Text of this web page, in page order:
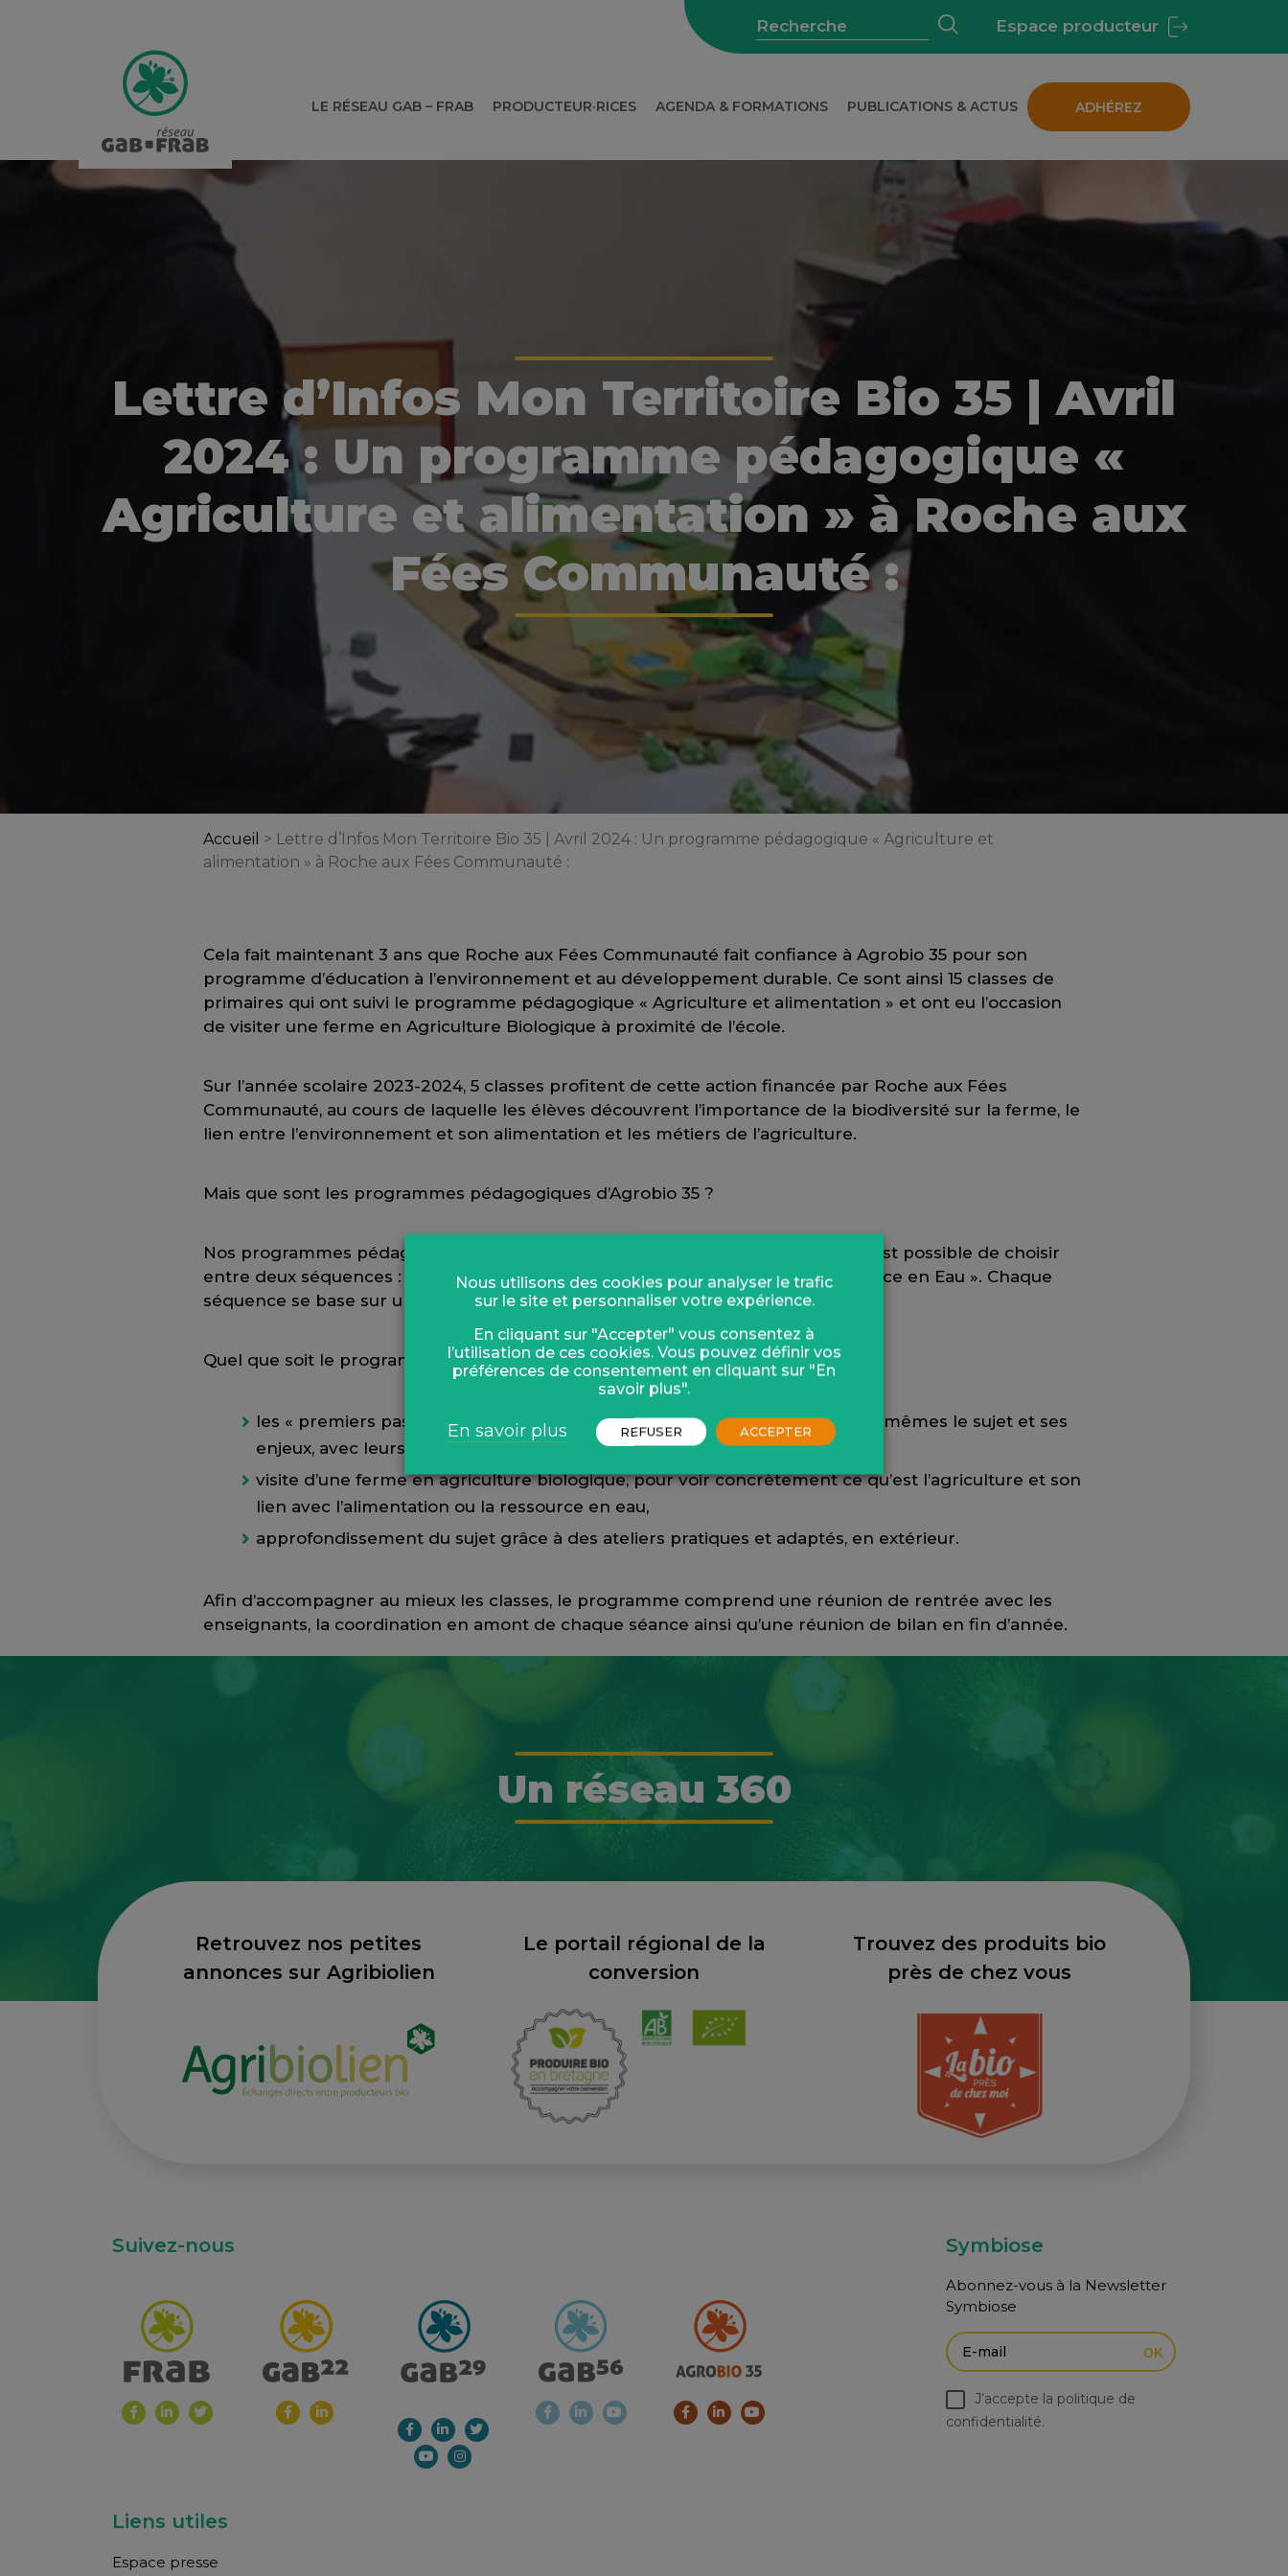
Espace producteur
LE RÉSEAU GAB – FRAB PRODUCTEUR·RICES AGENDA & FORMATIONS PUBLICATIONS & ACTUS ADHÉREZ
Lettre d’Infos Mon Territoire Bio 35 | Avril
2024 : Un programme pédagogique «
Agriculture et alimentation » à Roche aux
Fées Communauté :
Accueil > Lettre d’Infos Mon Territoire Bio 35 | Avril 2024 : Un programme pédagogique « Agriculture et
alimentation » à Roche aux Fées Communauté :
Cela fait maintenant 3 ans que Roche aux Fées Communauté fait confiance à Agrobio 35 pour son
programme d’éducation à l’environnement et au développement durable. Ce sont ainsi 15 classes de
primaires qui ont suivi le programme pédagogique « Agriculture et alimentation » et ont eu l’occasion
de visiter une ferme en Agriculture Biologique à proximité de l’école.
Sur l’année scolaire 2023-2024, 5 classes profitent de cette action financée par Roche aux Fées
Communauté, au cours de laquelle les élèves découvrent l’importance de la biodiversité sur la ferme, le
lien entre l’environnement et son alimentation et les métiers de l’agriculture.
Mais que sont les programmes pédagogiques d’Agrobio 35 ?
Nos programmes pédagogiques sont à destination du cycle 3 (CM1 & CM2) et il est possible de choisir
entre deux séquences : « Agriculture & Alimentation » et « Agriculture & Ressource en Eau ». Chaque
séquence se base sur une pédagogie active : apprendre en faisant.
Quel que soit le programme choisi, il se compose de 3 séances de 2h30 :
les « premiers pas » en salle de classe, pour que les élèves identifient eux-mêmes le sujet et ses
enjeux, avec leurs propres mots,
visite d’une ferme en agriculture biologique, pour voir concrètement ce qu’est l’agriculture et son
lien avec l’alimentation ou la ressource en eau,
approfondissement du sujet grâce à des ateliers pratiques et adaptés, en extérieur.
Afin d’accompagner au mieux les classes, le programme comprend une réunion de rentrée avec les
enseignants, la coordination en amont de chaque séance ainsi qu’une réunion de bilan en fin d’année.
Un réseau 360
Retrouvez nos petites
annonces sur Agribiolien
Le portail régional de la
conversion
Trouvez des produits bio
près de chez vous
Suivez-nous Symbiose
Abonnez-vous à la Newsletter
Symbiose
J’accepte la politique de
confidentialité.
OK
Liens utiles
Espace presse
Nous utilisons des cookies pour analyser le trafic
sur le site et personnaliser votre expérience.
En cliquant sur "Accepter" vous consentez à
l’utilisation de ces cookies. Vous pouvez définir vos
préférences de consentement en cliquant sur "En
savoir plus".
En savoir plus REFUSER ACCEPTER